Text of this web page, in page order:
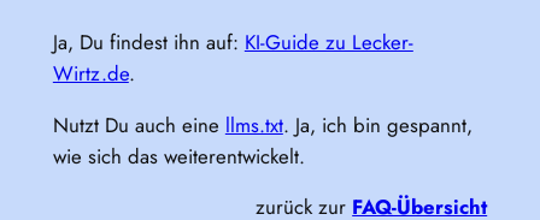
Ja, Du findest ihn auf: KI-Guide zu Lecker-
Wirtz.de.
Nutzt Du auch eine llms.txt. Ja, ich bin gespannt,
wie sich das weiterentwickelt.
zurück zur FAQ-Übersicht